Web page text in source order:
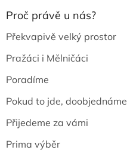
Proč právě u nás?
Překvapivě velký prostor
Pražáci i Mělničáci
Poradíme
Pokud to jde, doobjednáme
Přijedeme za vámi
Prima výběr